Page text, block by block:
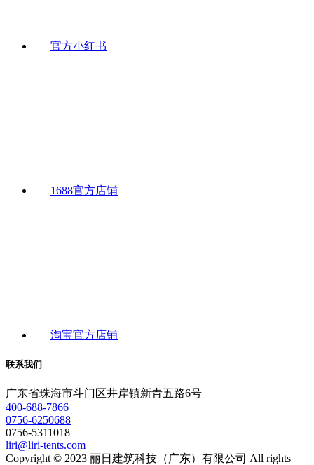
官方小红书
1688官方店铺
淘宝官方店铺
联系我们
广东省珠海市斗门区井岸镇新青五路6号
400-688-7866
0756-6250688
0756-5311018
liri@liri-tents.com
Copyright © 2023 丽日建筑科技（广东）有限公司 All rights